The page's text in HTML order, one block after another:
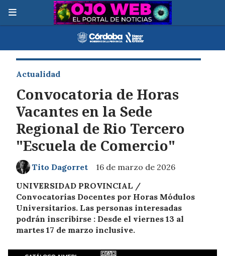
Convocatoria de Horas
Vacantes en la Sede
Regional de Rio Tercero
"Escuela de Comercio"
UNIVERSIDAD PROVINCIAL /
Convocatorias Docentes por Horas Módulos
Universitarios. Las personas interesadas
podrán inscribirse : Desde el viernes 13 al
martes 17 de marzo inclusive.
Actualidad
16 de marzo de 2026
Tito Dagorret